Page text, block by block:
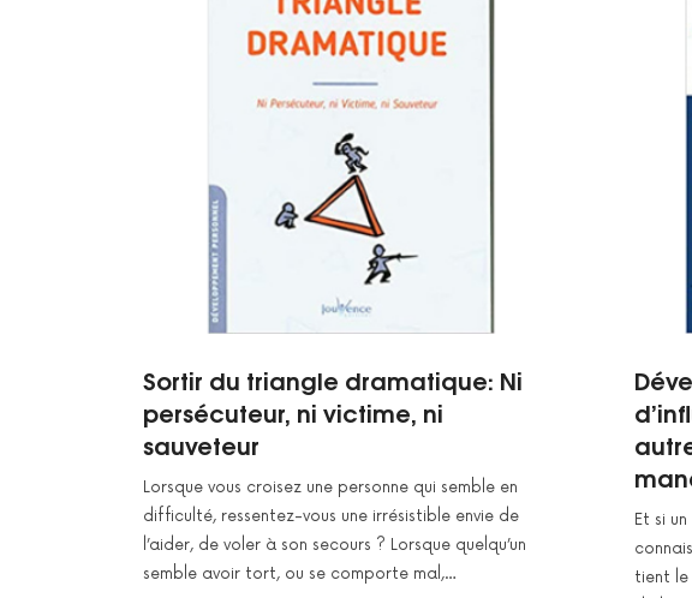
Sortir du triangle dramatique: Ni
persécuteur, ni victime, ni
sauveteur
Lorsque vous croisez une personne qui semble en
difficulté, ressentez-vous une irrésistible envie de
l’aider, de voler à son secours ? Lorsque quelqu’un
semble avoir tort, ou se comporte mal,…
Et si
tient le